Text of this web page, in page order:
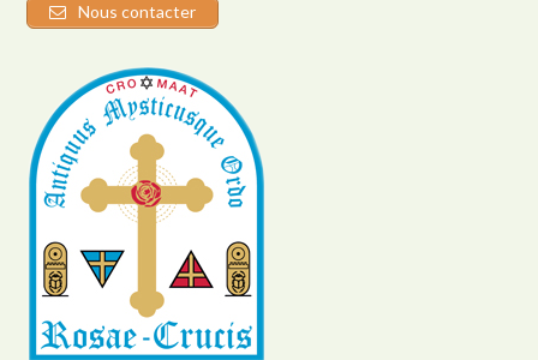
Nous contacter